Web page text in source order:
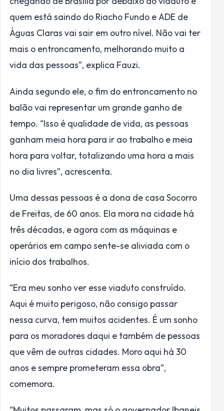
quem está saindo do Riacho Fundo e ADE de
Águas Claras vai sair em outro nível. Não vai ter
mais o entroncamento, melhorando muito a
vida das pessoas”, explica Fauzi.
Ainda segundo ele, o fim do entroncamento no
balão vai representar um grande ganho de
tempo. “Isso é qualidade de vida, as pessoas
ganham meia hora para ir ao trabalho e meia
hora para voltar, totalizando uma hora a mais
no dia livres”, acrescenta.
Uma dessas pessoas é a dona de casa Socorro
de Freitas, de 60 anos. Ela mora na cidade há
três décadas, e agora com as máquinas e
operários em campo sente-se aliviada com o
início dos trabalhos.
“Era meu sonho ver esse viaduto construído.
Aqui é muito perigoso, não consigo passar
nessa curva, tem muitos acidentes. É um sonho
para os moradores daqui e também de pessoas
que vêm de outras cidades. Moro aqui há 30
anos e sempre prometeram essa obra”,
comemora.